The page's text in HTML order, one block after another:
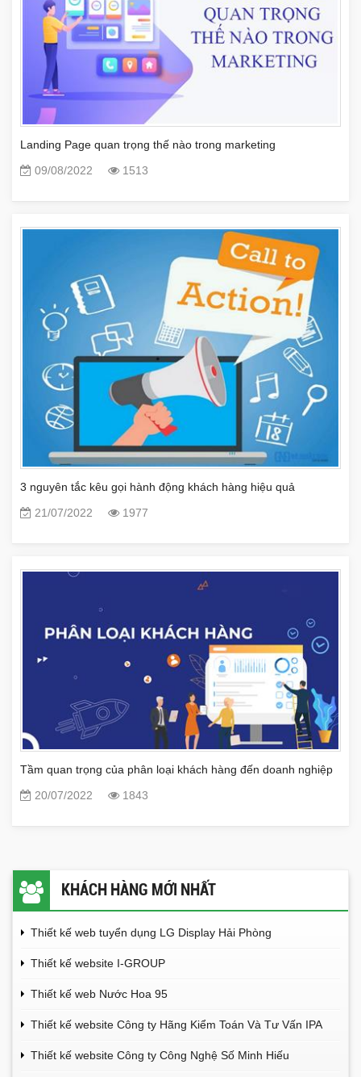
Landing Page quan trọng thế nào trong marketing
09/08/2022
1513
3 nguyên tắc kêu gọi hành động khách hàng hiệu quả
21/07/2022
1977
Tầm quan trọng của phân loại khách hàng đến doanh nghiệp
20/07/2022
1843
KHÁCH HÀNG MỚI NHẤT
Thiết kế web tuyển dụng LG Display Hải Phòng
Thiết kế website I-GROUP
Thiết kế web Nước Hoa 95
Thiết kế website Công ty Hãng Kiểm Toán Và Tư Vấn IPA
Thiết kế website Công ty Công Nghệ Số Minh Hiếu